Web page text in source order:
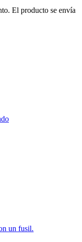
El producto se envía